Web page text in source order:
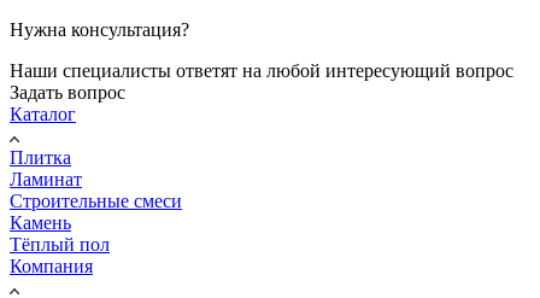
Нужна консультация?
Наши специалисты ответят на любой интересующий вопрос
Задать вопрос
Каталог
Плитка
Ламинат
Строительные смеси
Камень
Тёплый пол
Компания